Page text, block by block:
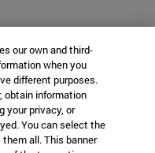
our own and third-
when you
different purposes.
obtain information
your privacy, or
You can select the
all. This banner